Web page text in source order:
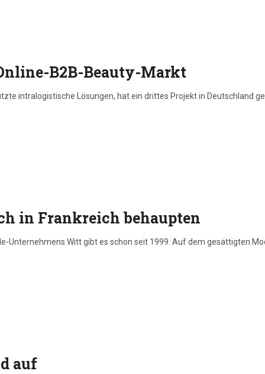
B2B-Beauty-Markt
intralogistische Lösungen, hat ein drittes Projekt in Deutschland
in Frankreich behaupten
Unternehmens Witt gibt es schon seit 1999. Auf dem gesättigten
auf